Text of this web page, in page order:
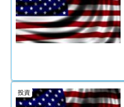
投資